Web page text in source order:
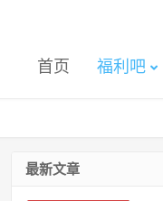
首页 福利吧
最新文章